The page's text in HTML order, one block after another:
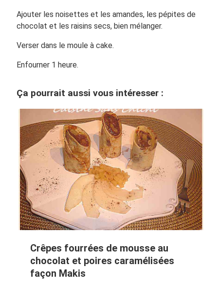
Ajouter les noisettes et les amandes, les pépites de
chocolat et les raisins secs, bien mélanger.
Verser dans le moule à cake.
Enfourner 1 heure.
Ça pourrait aussi vous intéresser :
Crêpes fourrées de mousse au
chocolat et poires caramélisées
façon Makis